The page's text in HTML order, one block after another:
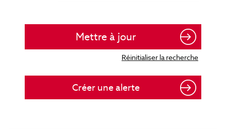
Créer une alerte